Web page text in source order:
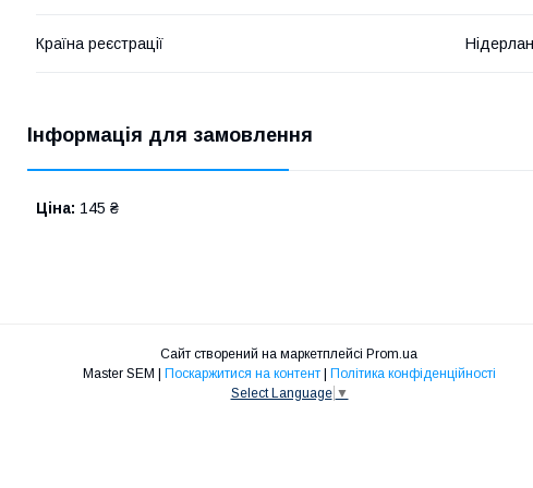
Країна реєстрації
Інформація для замовлення
Ціна: 145 ₴
Сайт створений на маркетплейсі Prom.ua
Master SEM | Поскаржитися на контент | Політика конфіденційності
Select Language ▼